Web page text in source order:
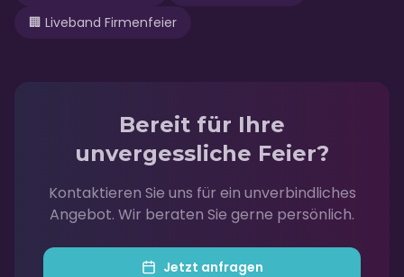
🏢 Liveband Firmenfeier
Bereit für Ihre
unvergessliche Feier?
Kontaktieren Sie uns für ein unverbindliches
Angebot. Wir beraten Sie gerne persönlich.
Jetzt anfragen